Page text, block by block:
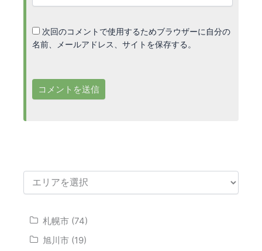
次回のコメントで使用するためブラウザーに自分の
名前、メールアドレス、サイトを保存する。
札幌市 (74)
旭川市 (19)